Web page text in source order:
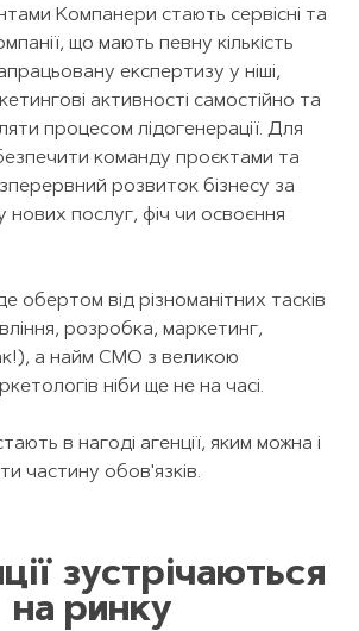
Компанери стають сервісні та
що мають певну кількість
експертизу у ніші,
активності самостійно та
процесом лідогенерації. Для
команду проєктами та
розвиток бізнесу за
нових послуг, фіч чи освоєння
обертом від різноманітних тасків
розробка, маркетинг,
а найм CMO з великою
ніби ще не на часі.
в нагоді агенції, яким можна і
частину обов'язків.
зустрічаються
на ринку